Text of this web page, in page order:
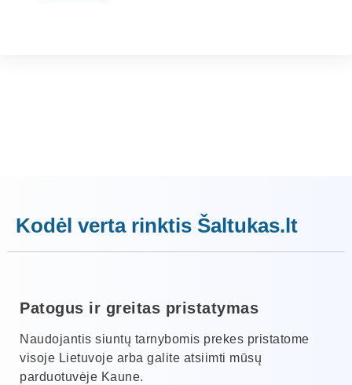
Kodėl verta rinktis Šaltukas.lt
Patogus ir greitas pristatymas
Naudojantis siuntų tarnybomis prekes pristatome
visoje Lietuvoje arba galite atsiimti mūsų
parduotuvėje Kaune.